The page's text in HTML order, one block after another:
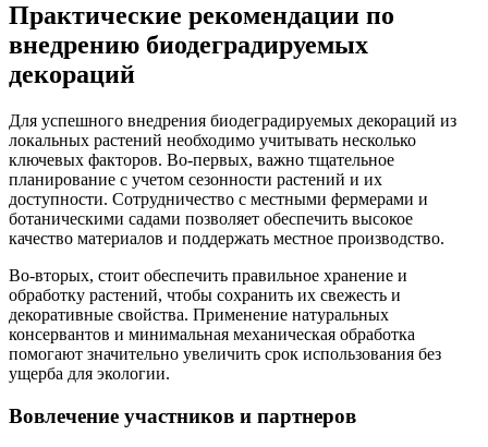
Практические рекомендации по
внедрению биодеградируемых
декораций
Для успешного внедрения биодеградируемых декораций из
локальных растений необходимо учитывать несколько
ключевых факторов. Во-первых, важно тщательное
планирование с учетом сезонности растений и их
доступности. Сотрудничество с местными фермерами и
ботаническими садами позволяет обеспечить высокое
качество материалов и поддержать местное производство.
Во-вторых, стоит обеспечить правильное хранение и
обработку растений, чтобы сохранить их свежесть и
декоративные свойства. Применение натуральных
консервантов и минимальная механическая обработка
помогают значительно увеличить срок использования без
ущерба для экологии.
Вовлечение участников и партнеров